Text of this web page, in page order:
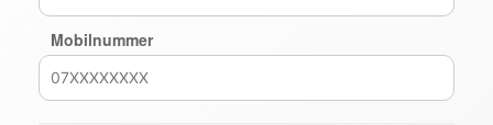
Mobilnummer